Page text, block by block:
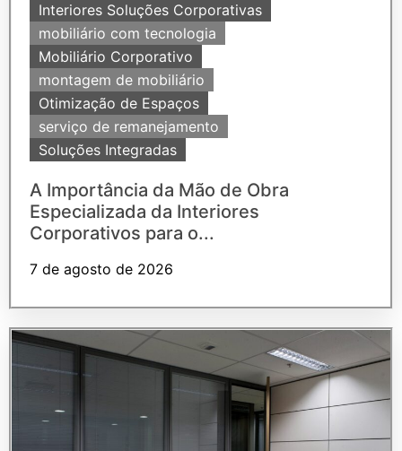
Interiores Soluções Corporativas
mobiliário com tecnologia
Mobiliário Corporativo
montagem de mobiliário
Otimização de Espaços
serviço de remanejamento
Soluções Integradas
A Importância da Mão de Obra
Especializada da Interiores
Corporativos para o...
7 de agosto de 2026